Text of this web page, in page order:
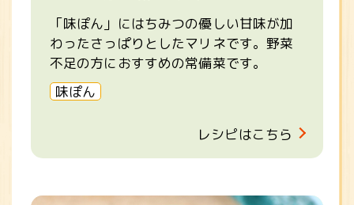
「味ぽん」にはちみつの優しい甘味が加
わったさっぱりとしたマリネです。野菜
不足の方におすすめの常備菜です。
味ぽん
レシピはこちら